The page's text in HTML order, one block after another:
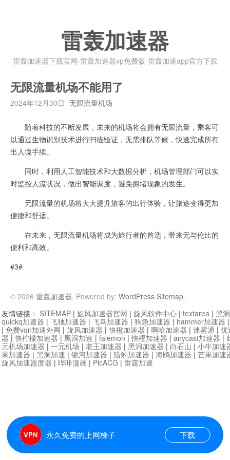
雷轰加速器
雷轰加速器下载官网-雷轰加速器vp免费版-雷轰加速app官方下载
无限流量机场不能用了
2024年12月30日 无限流量机场
随着科技的不断发展，未来的机场将会拥有无限流量，乘客可
以通过生物识别技术进行扫描验证，无需排队等候，快速完成所有
出入境手续。
同时，利用人工智能技术和大数据分析，机场管理部门可以实
时监控人流状况，做出智能调度，避免拥堵现象的发生。
无限流量的机场将大大提升旅客的出行体验，让旅途变得更加
便捷和舒适。
在未来，无限流量机场将成为旅行者的首选，带来无与伦比的
便利和高效。
#3#
© 2026 雷轰加速器. Powered by: WordPress.Sitemap.
永久免费的上网梯子 下载
友情链接： SITEMAP | 旋风加速器官网 | 旋风软件中心 | textarea | 黑
quickq加速器 | 飞驰加速器 | 飞鸟加速器 | 狗急加速器 | hammer加速器
| 免费vqn加速外网 | 旋风加速器 |快橙加速器 | 啊哈加速器 | 迷雾通 | 优
器 |快柠檬加速器 | 黑洞加速 | falemon |快橙加速器 | anycast加速器 |
元机场加速器 | 一元机场 | 老王加速器 | 黑洞加速器 | 白石山 | 小牛加速
果加速器 | 黑洞加速 | 银河加速器 | 猎豹加速器 | 海鸥加速器 | 芒果加速
旋风加速器度器 | 哔咔漫画 | PicACG | 雷霆加速